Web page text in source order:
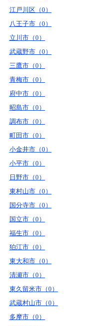
江戸川区（0）
八王子市（0）
立川市（0）
武蔵野市（0）
三鷹市（0）
青梅市（0）
府中市（0）
昭島市（0）
調布市（0）
町田市（0）
小金井市（0）
小平市（0）
日野市（0）
東村山市（0）
国分寺市（0）
国立市（0）
福生市（0）
狛江市（0）
東大和市（0）
清瀬市（0）
東久留米市（0）
武蔵村山市（0）
多摩市（0）